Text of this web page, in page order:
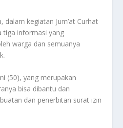
dalam kegiatan Jum’at Curhat
tiga informasi yang
warga dan semuanya
(50), yang merupakan
bisa dibantu dan
dan penerbitan surat izin